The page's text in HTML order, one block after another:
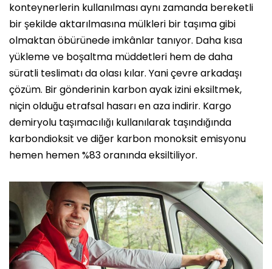
konteynerlerin kullanılması aynı zamanda bereketli
bir şekilde aktarılmasına mülkleri bir taşıma gibi
olmaktan öbürünede imkânlar tanıyor. Daha kısa
yükleme ve boşaltma müddetleri hem de daha
süratli teslimatı da olası kılar. Yani çevre arkadaşı
çözüm. Bir gönderinin karbon ayak izini eksiltmek,
niçin olduğu etrafsal hasarı en aza indirir. Kargo
demiryolu taşımacılığı kullanılarak taşındığında
karbondioksit ve diğer karbon monoksit emisyonu
hemen hemen %83 oranında eksiltiliyor.